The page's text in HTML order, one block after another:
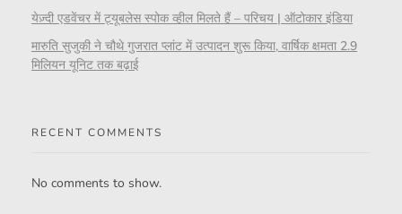
येज़्दी एडवेंचर में ट्यूबलेस स्पोक व्हील मिलते हैं – परिचय | ऑटोकार इंडिया
मारुति सुजुकी ने चौथे गुजरात प्लांट में उत्पादन शुरू किया, वार्षिक क्षमता 2.9
मिलियन यूनिट तक बढ़ाई
RECENT COMMENTS
No comments to show.